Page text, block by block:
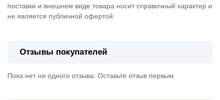
поставки и внешнем виде товара носит справочный характер и
не является публичной офертой.
Отзывы покупателей
Пока нет ни одного отзыва. Оставьте отзыв первым